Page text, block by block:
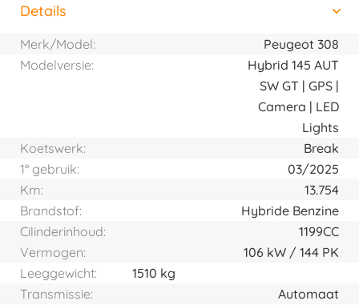
Horizontal tab group
Details
Merk/Model:
Peugeot 308
Modelversie:
Hybrid 145 AUT
SW GT | GPS |
Camera | LED
Lights
Koetswerk:
Break
1° gebruik:
03/2025
Km:
13.754
Brandstof:
Hybride Benzine
Cilinderinhoud:
1199CC
Vermogen:
106kW 144PK
Leeggewicht:
1510 kg
Transmissie:
Automaat